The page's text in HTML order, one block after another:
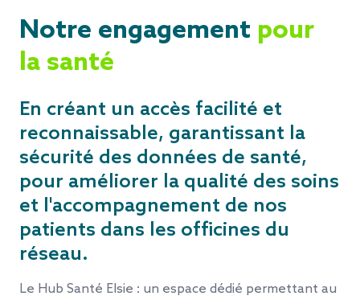
Notre engagement pour
la santé
En créant un accès facilité et
reconnaissable, garantissant la
sécurité des données de santé,
pour améliorer la qualité des soins
et l'accompagnement de nos
patients dans les officines du
réseau.
Le Hub Santé Elsie : un espace dédié permettant au